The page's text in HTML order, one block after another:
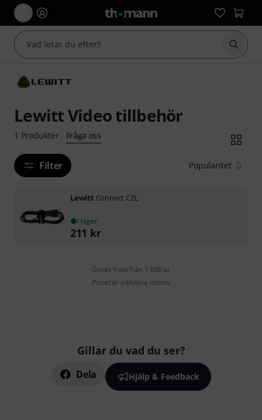
Börja
Lewitt Video tillbehör
1 Produkter· Fråga oss
Filter Popularitet
Lewitt Connect C2L
i lager
211 kr
Gratis frakt från 1 600 kr
Priset är inklusive moms
Gillar du vad du ser?
Dela Hjälp & Feedback